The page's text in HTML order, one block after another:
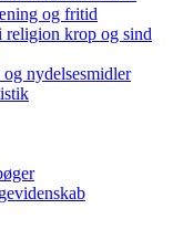
og fritid
krop og sind
nydelsesmidler